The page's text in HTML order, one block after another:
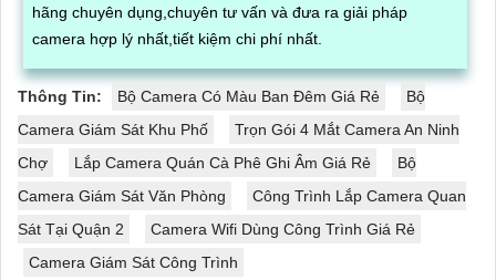
hãng chuyên dụng,chuyên tư vấn và đưa ra giải pháp
camera hợp lý nhất,tiết kiệm chi phí nhất.
Thông Tin: Bộ Camera Có Màu Ban Đêm Giá Rẻ
Bộ
Camera Giám Sát Khu Phố
Trọn Gói 4 Mắt Camera An Ninh
Chợ
Lắp Camera Quán Cà Phê Ghi Âm Giá Rẻ
Bộ
Camera Giám Sát Văn Phòng
Công Trình Lắp Camera Quan
Sát Tại Quận 2
Camera Wifi Dùng Công Trình Giá Rẻ
Camera Giám Sát Công Trình